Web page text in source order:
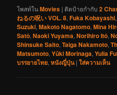
โพสท์ในMovies | ติดป้ายกำกับ 2
ねるの呪い VOL. 8,Fuka Kobayashi
Suzuki,Makoto Nagatomo,Mina
Satô,Naoki Yuyama,Norihiro Itô,
Shinsuke Saito,Taiga Nakamoto,
Matsumoto,Yûki Morinaga,Yulia
บรรยายไทย,หนังญี่ปุ่น |ใส่ความเห็น